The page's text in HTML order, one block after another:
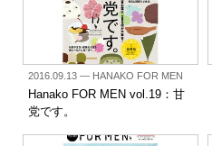
2016.09.13— HANAKO FOR MEN
Hanako FOR MEN vol.19：甘
党です。